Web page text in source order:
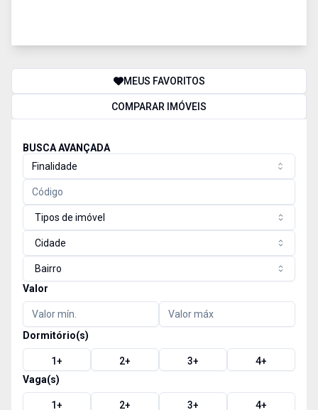
MEUS FAVORITOS
COMPARAR IMÓVEIS
BUSCA AVANÇADA
Finalidade
Tipos de imóvel
Cidade
Bairro
Valor
Dormitório(s)
1+ 2+ 3+ 4+
Vaga(s)
1+ 2+ 3+ 4+